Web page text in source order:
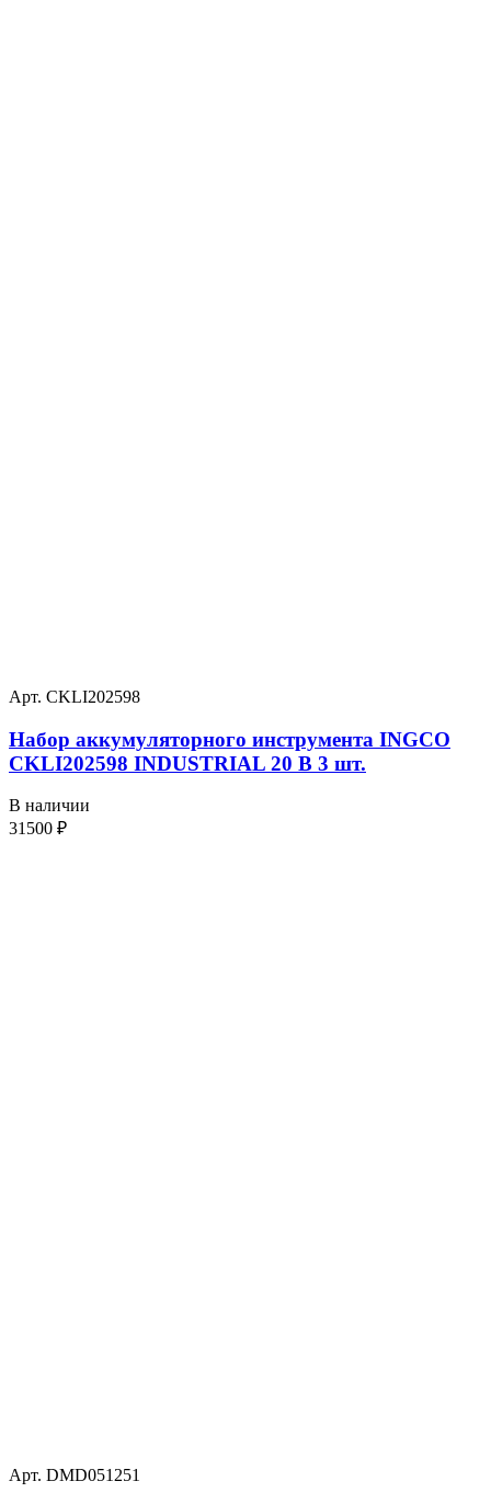
Арт. CKLI202598
Набор аккумуляторного инструмента INGCO
CKLI202598 INDUSTRIAL 20 В 3 шт.
В наличии
31500 ₽
Арт. DMD051251